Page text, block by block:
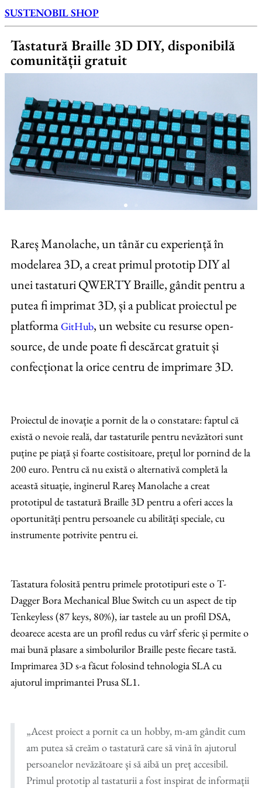
SUSTENOBIL SHOP
Tastatură Braille 3D DIY, disponibilă
comunității gratuit​
Rareș Manolache, un tânăr cu experiență în
modelarea 3D, a creat primul prototip DIY al
unei tastaturi QWERTY Braille, gândit pentru a
putea fi imprimat 3D, și a publicat proiectul pe
platformaGitHub, un website cu resurse open-
source, de unde poate fi descărcat gratuit și
confecționat la orice centru de imprimare 3D.
Proiectul de inovație a pornit de la o constatare: faptul că
există o nevoie reală, dar tastaturile pentru nevăzători sunt
puține pe piață și foarte costisitoare, prețul lor pornind de la
200 euro. Pentru că nu există o alternativă completă la
această situație, inginerul Rareș Manolache a creat
prototipul de tastatură Braille 3D pentru a oferi acces la
oportunități pentru persoanele cu abilități speciale, cu
instrumente potrivite pentru ei.
Tastatura folosită pentru primele prototipuri este o T-
Dagger Bora Mechanical Blue Switch cu un aspect de tip
Tenkeyless (87 keys, 80%), iar tastele au un profil DSA,
deoarece acesta are un profil redus cu vârf sferic și permite o
mai bună plasare a simbolurilor Braille peste fiecare tastă.
Imprimarea 3D s-a făcut folosind tehnologia SLA cu
ajutorul imprimantei Prusa SL1.
„Acest proiect a pornit ca un hobby, m-am gândit cum
am putea să creăm o tastatură care să vină în ajutorul
persoanelor nevăzătoare și să aibă un preț accesibil.
Primul prototip al tastaturii a fost inspirat de informații